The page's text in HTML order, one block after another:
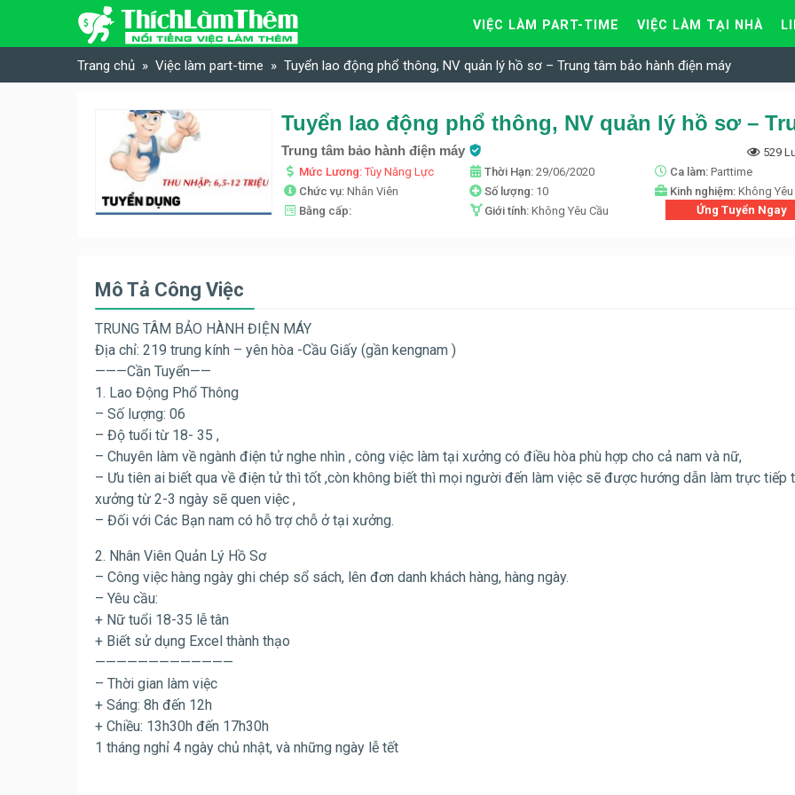
Skip to content
VIỆC LÀM PART-TIME VIỆC LÀM TẠI NHÀ
Trang chủ Việc làm part-time Tuyển lao động phổ thông, NV quản lý hồ sơ – Trung tâm bảo hành điện máy
Trung tâm bảo hành điện máy
529
Mức Lương:Tùy Năng Lực Thời Hạn:29/06/2020 Ca làm:Parttime
Chức vụ: Nhân Viên Số lượng: 10 Kinh nghiệm:Không Yêu
Bằng cấp:
Giới tính:Không Yêu Cầu Ứng Tuyển Ngay
Mô Tả Công Việc
TRUNG TÂM BẢO HÀNH ĐIỆN MÁY
Địa chỉ: 219 trung kính – yên hòa -Cầu Giấy (gần kengnam )
———Cần Tuyển——
1. Lao Động Phổ Thông
– Số lượng: 06
– Độ tuổi từ 18- 35 ,
– Chuyên làm về ngành điện tử nghe nhìn , công việc làm tại xưởng có điều hòa phù hợp cho cả nam và nữ,
– Ưu tiên ai biết qua về điện tử thì tốt ,còn không biết thì mọi người đến làm việc sẽ được hướng dẫn làm trực tiếp
xưởng từ 2-3 ngày sẽ quen việc ,
– Đối với Các Bạn nam có hỗ trợ chỗ ở tại xưởng.
2. Nhân Viên Quản Lý Hồ Sơ
– Công việc hàng ngày ghi chép sổ sách, lên đơn danh khách hàng, hàng ngày.
– Yêu cầu:
+ Nữ tuổi 18-35 lễ tân
+ Biết sử dụng Excel thành thạo
—————————————
– Thời gian làm việc
+ Sáng: 8h đến 12h
+ Chiều: 13h30h đến 17h30h
1 tháng nghỉ 4 ngày chủ nhật, và những ngày lễ tết